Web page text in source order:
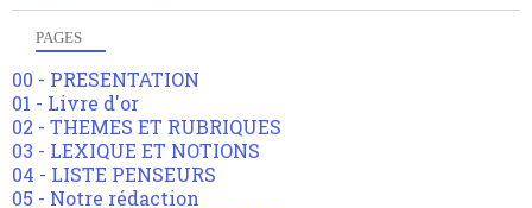
PAGES
00 - PRESENTATION
01 - Livre d'or
02 - THEMES ET RUBRIQUES
03 - LEXIQUE ET NOTIONS
04 - LISTE PENSEURS
05 - Notre rédaction